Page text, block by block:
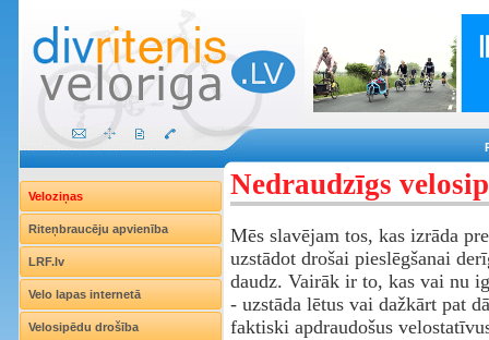
Veloziņas
Riteņbraucēju apvienība
LRF.lv
Velo lapas internetā
Velosipēdu drošība
Nedraudzīgs
Mēs slavējam tos, kas izrāda
uzstādot drošai pieslēgšanai
daudz. Vairāk ir to, kas vai nu
- uzstāda lētus vai dažkārt pat
faktiski apdraudošus